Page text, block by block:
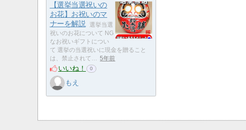
【選挙当選祝いの
お花】お祝いのマ
ナーを解説
選挙当選
祝いのお花について NG
なお祝いギフトについ
て 選挙の当選祝いに現金を贈ること
は、禁止されて…
5年前
いいね！ 0
もえ